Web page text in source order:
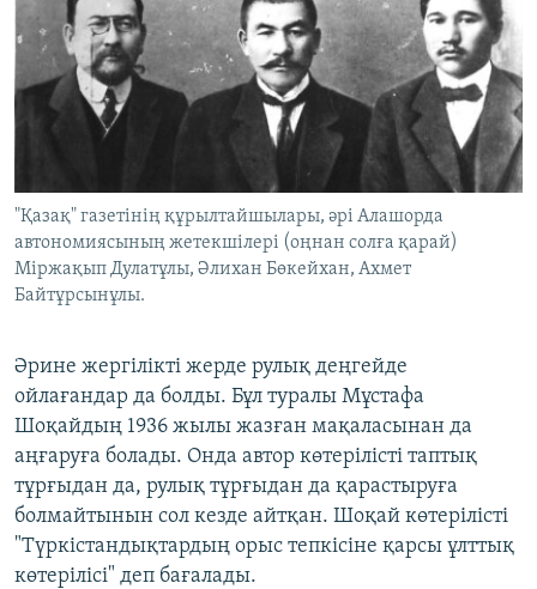
"Қазақ" газетінің құрылтайшылары, әрі Алашорда
автономиясының жетекшілері (оңнан солға қарай)
Міржақып Дулатұлы, Әлихан Бөкейхан, Ахмет
Байтұрсынұлы.
Әрине жергілікті жерде рулық деңгейде
ойлағандар да болды. Бұл туралы Мұстафа
Шоқайдың 1936 жылы жазған мақаласынан да
аңғаруға болады. Онда автор көтерілісті таптық
тұрғыдан да, рулық тұрғыдан да қарастыруға
болмайтынын сол кезде айтқан. Шоқай көтерілісті
"Түркістандықтардың орыс тепкісіне қарсы ұлттық
көтерілісі" деп бағалады.